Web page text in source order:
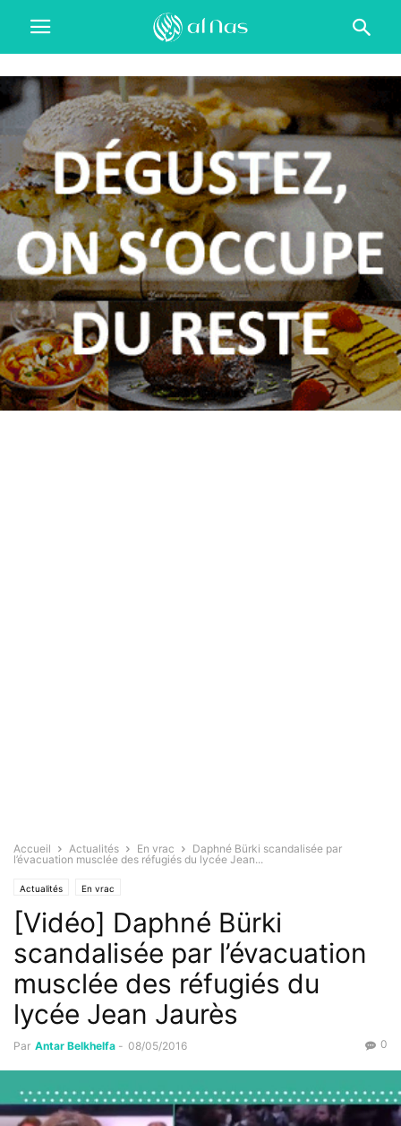
Accueil Actualités En vrac
Daphné Bürki scandalisée par
l’évacuation musclée des réfugiés du lycée Jean...
Actualités En vrac
[Vidéo] Daphné Bürki
scandalisée par l’évacuation
musclée des réfugiés du
lycée Jean Jaurès
Par Antar Belkhelfa - 08/05/2016 0